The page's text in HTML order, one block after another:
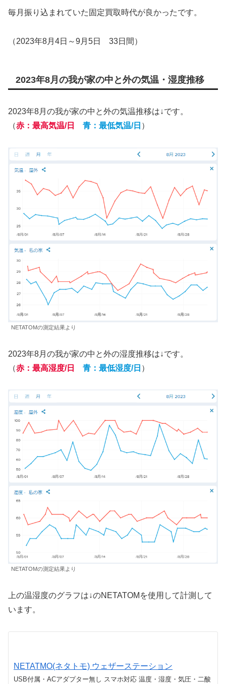
毎月振り込まれていた固定買取時代が良かったです。
（2023年8月4日～9月5日 33日間）
2023年8月の我が家の中と外の気温・湿度推移
2023年8月の我が家の中と外の気温推移は↓です。
（赤：最高気温/日 青：最低気温/日 ）
NETATOMの測定結果より
2023年8月の我が家の中と外の湿度推移は↓です。
（赤：最高湿度/日 青：最低湿度/日 ）
NETATOMの測定結果より
上の温湿度のグラフは↓のNETATOMを使用して計測して
います。
NETATMO(ネタトモ) ウェザーステーション
USB付属・ACアダプター無し スマホ対応 温度・湿度・気圧・二酸